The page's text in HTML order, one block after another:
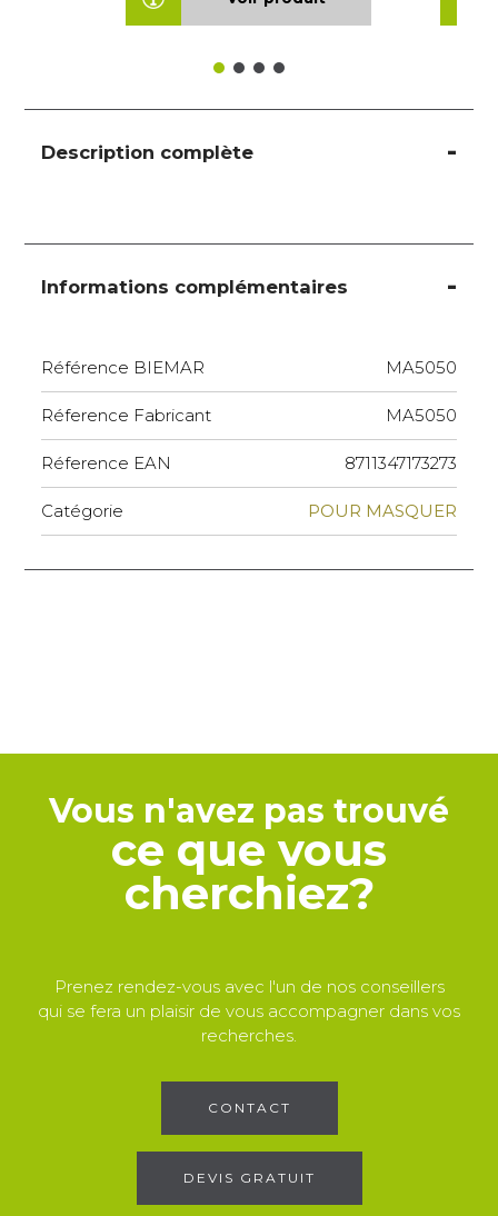
Description complète
Informations complémentaires
Référence BIEMAR MA5050
Réference Fabricant MA5050
Réference EAN 8711347173273
Catégorie POUR MASQUER
Vous n'avez pas trouvé
ce que vous
cherchiez?
Prenez rendez-vous avec l'un de nos conseillers
qui se fera un plaisir de vous accompagner dans vos
recherches.
CONTACT
DEVIS GRATUIT